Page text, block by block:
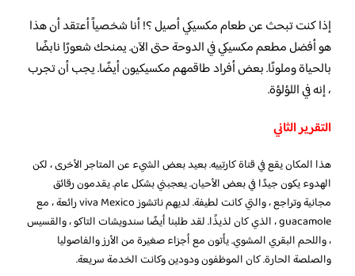
إذا كنت تبحث عن طعام مكسيكي أصيل ؟! أنا شخصياً أعتقد أن هذا
هو أفضل مطعم مكسيكي في الدوحة حتى الآن. يمنحك شعورًا نابضًا
بالحياة وملونًا. بعض أفراد طاقمهم مكسيكيون أيضًا. يجب أن تجرب
، إنه في اللؤلؤة.
التقرير الثاني
هذا المكان يقع في قناة كارتييه. بعيد بعض الشيء عن المتاجر الأخرى ، لكن
الهدوء يكون جيدًا في بعض الأحيان. يعجبني بشكل عام. يقدمون رقائق
مجانية وتراجع ، والتي كانت لطيفة. لديهم ناتشوز viva Mexico رائعة ، مع
guacamole ، الذي كان لذيذًا. لقد طلبنا أيضًا سندويشات التاكو ، والقسيس
، واللحم البقري المشوي. يأتون مع أجزاء صغيرة من الأرز والفاصوليا
والصلصة الحارة. كان الموظفون ودودين وكانت الخدمة سريعة.